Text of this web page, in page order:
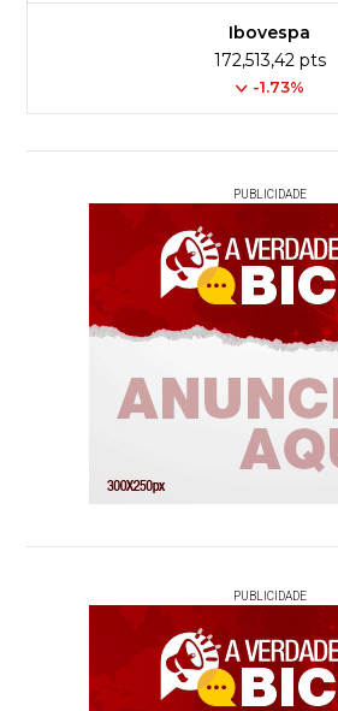
Ibovespa
172,513,42 pts
-1.73%
PUBLICIDADE
PUBLICIDADE